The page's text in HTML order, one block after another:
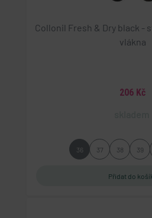
Collonil Fresh & Dry black -
vlákna
206 Kč
36 37 38 39